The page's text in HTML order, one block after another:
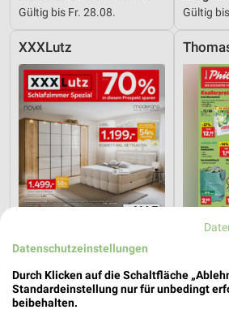
Gültig bis Fr. 28.08. Gültig
XXXLutz
27,6 km
Schlafzimmer Spezial
Datenschutzeinstellungen
Durch Klicken auf die Schaltfläche
Standardeinstellung nur für unbedingt
beibehalten.